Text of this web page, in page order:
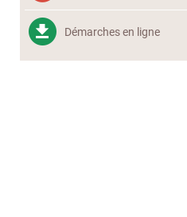
Démarches en ligne